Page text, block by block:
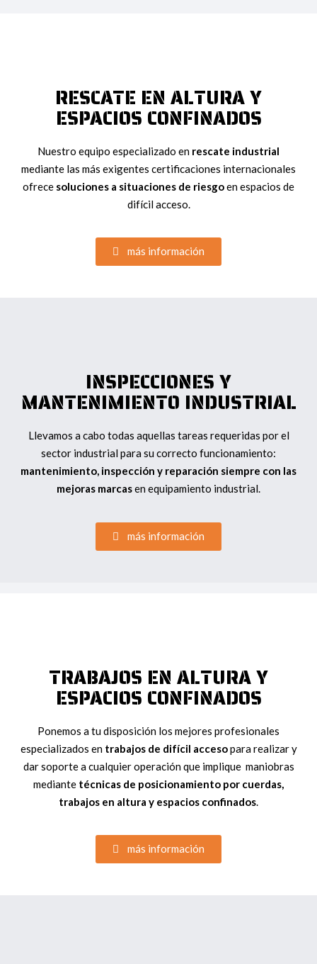
RESCATE EN ALTURA Y
ESPACIOS CONFINADOS
Nuestro equipo especializado en rescate industrial
mediante las más exigentes certificaciones internacionales
ofrece soluciones a situaciones de riesgoen espacios de
difícil acceso.
más información
INSPECCIONES Y
MANTENIMIENTO INDUSTRIAL
Llevamos a cabo todas aquellas tareas requeridas por el
sector industrial para su correcto funcionamiento:
mantenimiento, inspección y reparación siempre con las
mejoras marcasen equipamiento industrial.
más información
TRABAJOS EN ALTURA Y
ESPACIOS CONFINADOS
Ponemos a tu disposición los mejores profesionales
especializados en trabajos de difícil accesopara realizar y
dar soporte a cualquier operación que implique maniobras
mediante técnicas de posicionamiento por cuerdas,
trabajos en altura y espacios confinados.
más información